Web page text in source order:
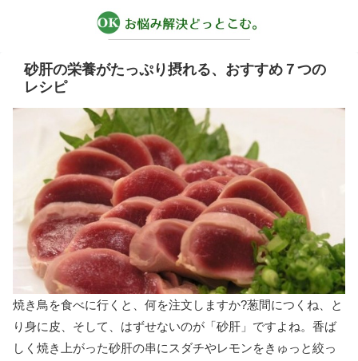
砂肝の栄養がたっぷり摂れる、おすすめ７つの
レシピ
焼き鳥を食べに行くと、何を注文しますか?葱間につくね、と
り身に皮、そして、はずせないのが「砂肝」ですよね。香ば
しく焼き上がった砂肝の串にスダチやレモンをきゅっと絞っ